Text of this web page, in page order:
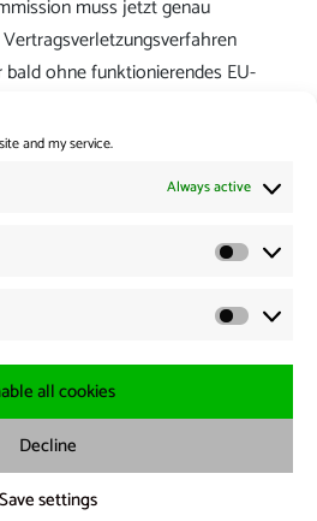
and my service.
Always active
all cookies
Decline
Save settings
muss jetzt genau
ohne funktionierendes EU-
Symbolpolitik statt
von Binnengrenzkontrollen:
-·Cookie Policy